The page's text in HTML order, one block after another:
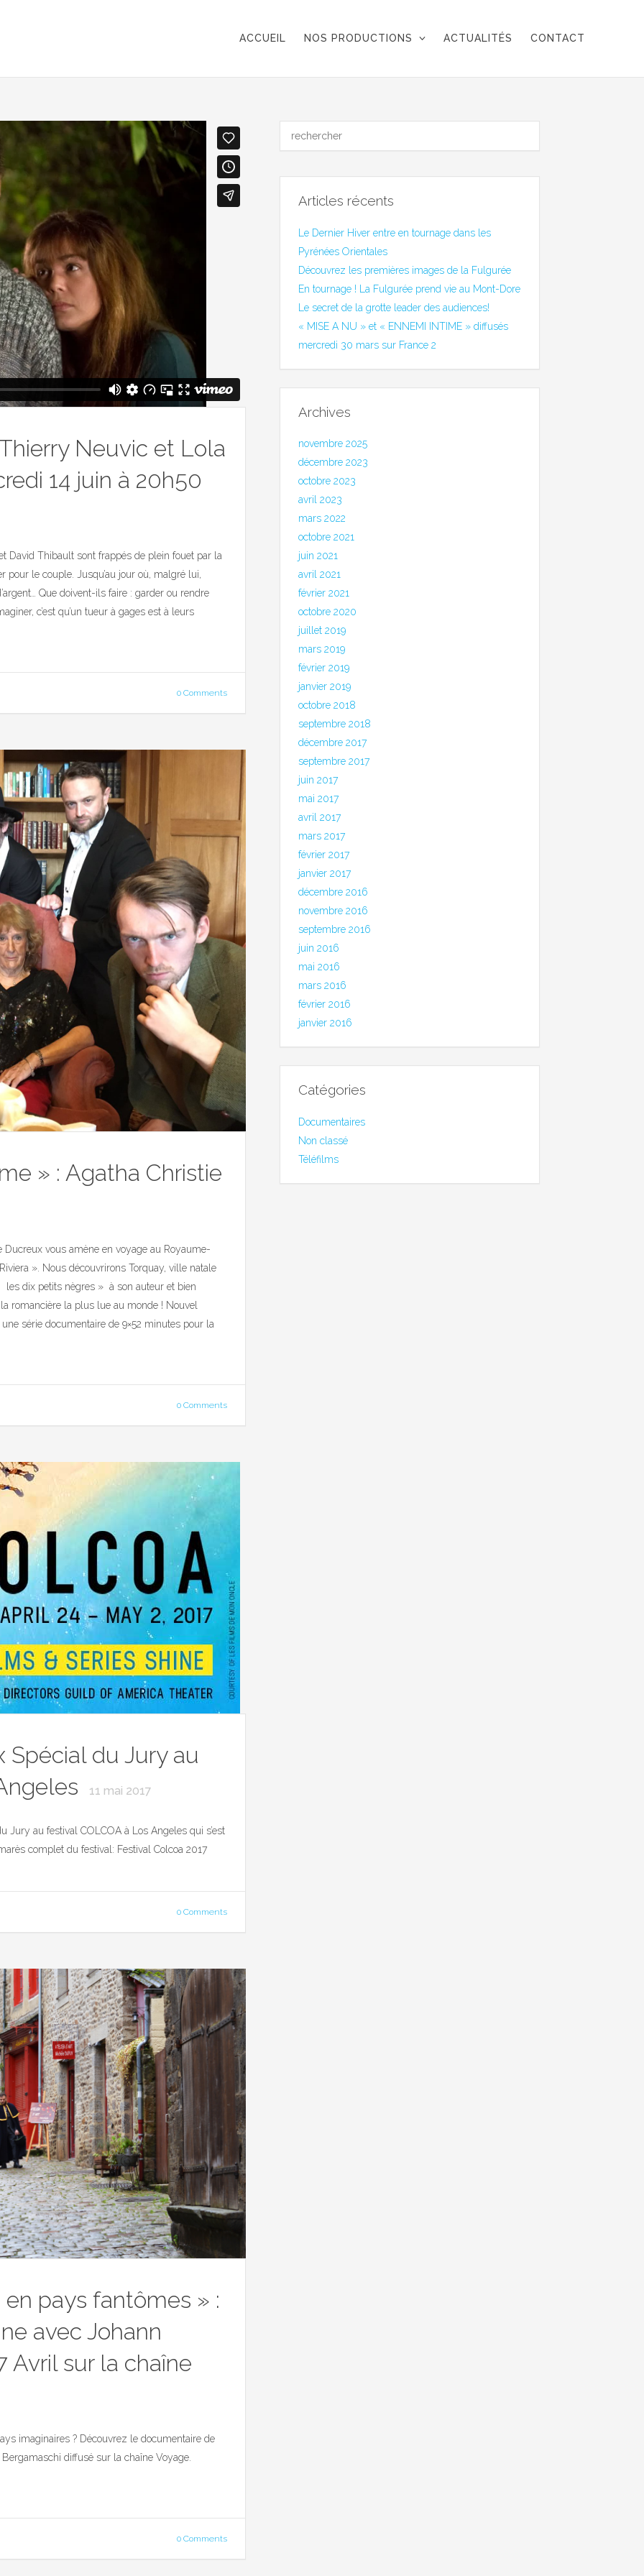
ACCUEIL NOS PRODUCTIONS ACTUALITÉS CONTACT
Neuvic et Lola
14 juin à 20h50
David Thibault sont frappés de plein fouet par la
le couple. Jusqu’au jour où, malgré lui,
Que doivent-ils faire : garder ou rendre
c’est qu’un tueur à gages est à leurs
0 Comments
» : Agatha Christie
vous amène en voyage au Royaume-
». Nous découvrirons Torquay, ville natale
dix petits nègres » à son auteur et bien
romancière la plus lue au monde ! Nouvel
série documentaire de 9×52 minutes pour la
0 Comments
Spécial du Jury au
11 mai 2017
Jury au festival COLCOA à Los Angeles qui s’est
complet du festival: Festival Colcoa 2017
0 Comments
pays fantômes » :
avec Johann
Avril sur la chaîne
imaginaires ? Découvrez le documentaire de
diffusé sur la chaîne Voyage.
0 Comments
Articles récents
Le Dernier Hiver entre en tournage dans les
Pyrénées Orientales
Découvrez les premières images de la Fulgurée
En tournage ! La Fulgurée prend vie au Mont-Dore
Le secret de la grotte leader des audiences!
« MISE A NU » et « ENNEMI INTIME » diffusés
mercredi 30 mars sur France 2
Archives
novembre 2025
décembre 2023
octobre 2023
avril 2023
mars 2022
octobre 2021
juin 2021
avril 2021
février 2021
octobre 2020
juillet 2019
mars 2019
février 2019
janvier 2019
octobre 2018
septembre 2018
décembre 2017
septembre 2017
juin 2017
mai 2017
avril 2017
mars 2017
février 2017
janvier 2017
décembre 2016
novembre 2016
septembre 2016
juin 2016
mai 2016
mars 2016
février 2016
janvier 2016
Catégories
Documentaires
Non classé
Téléfilms